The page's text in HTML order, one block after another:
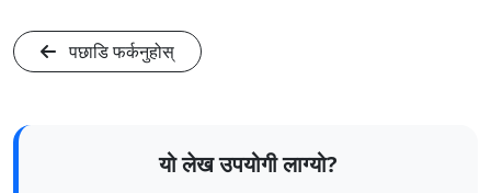
पछाडि फर्कनुहोस्
यो लेख उपयोगी लाग्यो?